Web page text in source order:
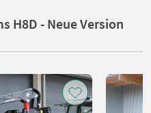
H8D - Neue Version